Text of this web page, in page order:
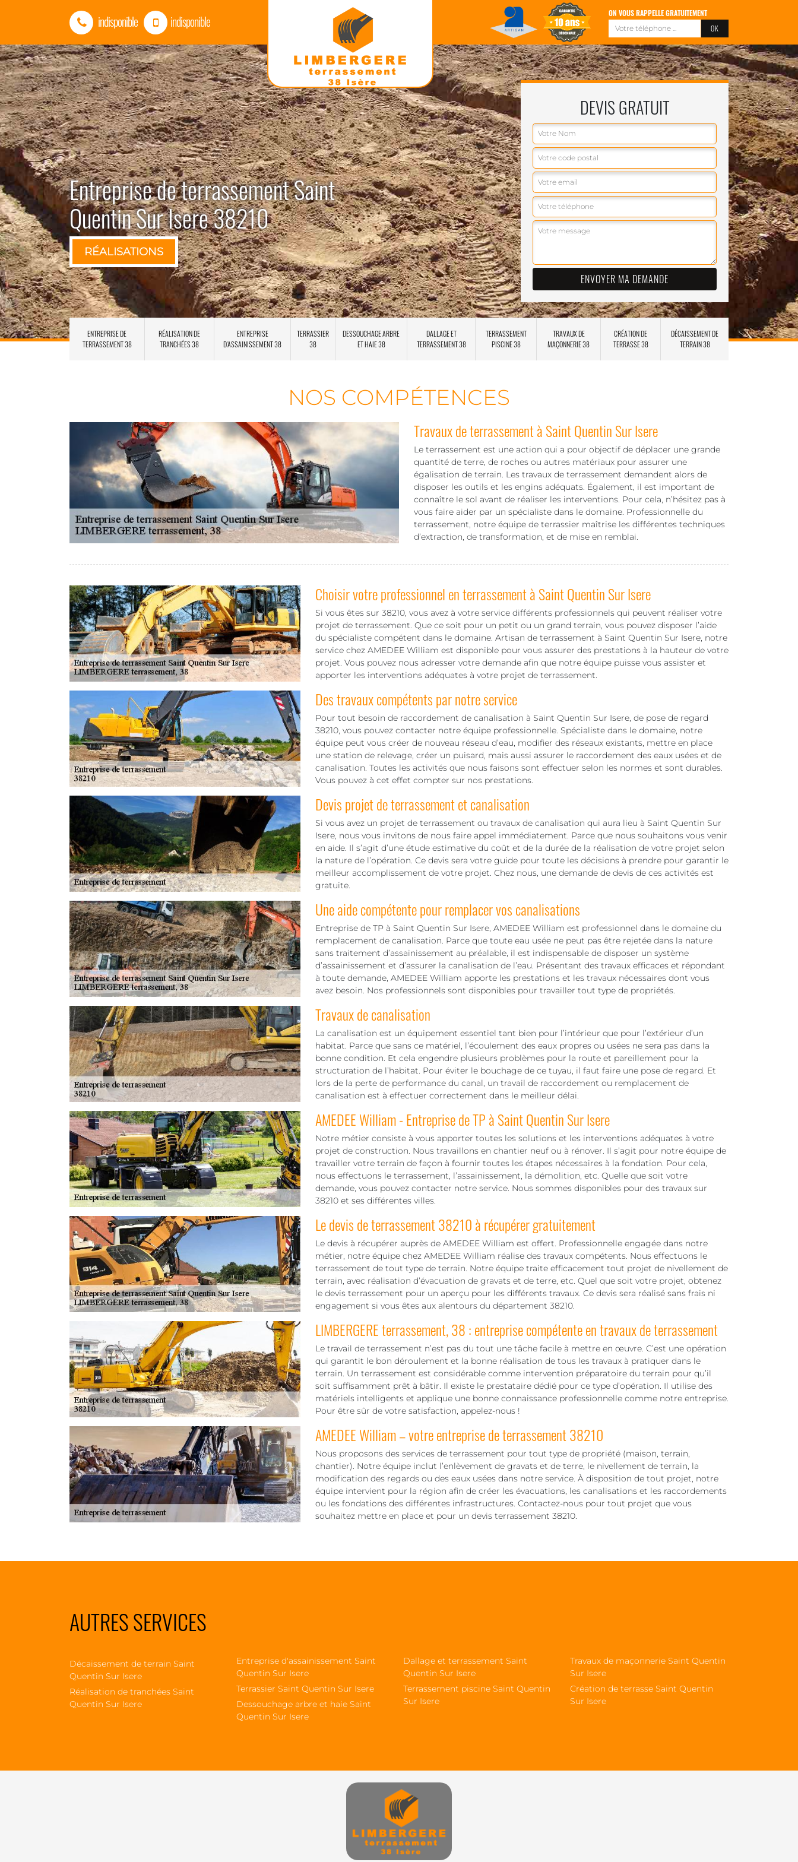
indisponible indisponible ON VOUS RAPPELLE GRATUITEMENT
Entreprise de terrassement Saint
Quentin Sur Isere 38210
RÉALISATIONS
DEVIS GRATUIT
ENTREPRISE DE
TERRASSEMENT 38
RÉALISATION DE
TRANCHÉES 38
ENTREPRISE
D'ASSAINISSEMENT 38
TERRASSIER
38
DESSOUCHAGE ARBRE
ET HAIE 38
DALLAGE ET
TERRASSEMENT 38
TERRASSEMENT
PISCINE 38
TRAVAUX DE
MAÇONNERIE 38
CRÉATION DE
TERRASSE 38
DÉCAISSEMENT DE
TERRAIN 38
NOS COMPÉTENCES
Travaux de terrassement à Saint Quentin Sur Isere
Le terrassement est une action qui a pour objectif de déplacer une grande
quantité de terre, de roches ou autres matériaux pour assurer une
égalisation de terrain. Les travaux de terrassement demandent alors de
disposer les outils et les engins adéquats. Également, il est important de
connaître le sol avant de réaliser les interventions. Pour cela, n’hésitez pas à
vous faire aider par un spécialiste dans le domaine. Professionnelle du
terrassement, notre équipe de terrassier maîtrise les différentes techniques
d’extraction, de transformation, et de mise en remblai.
Choisir votre professionnel en terrassement à Saint Quentin Sur Isere
Si vous êtes sur 38210, vous avez à votre service différents professionnels qui peuvent réaliser votre
projet de terrassement. Que ce soit pour un petit ou un grand terrain, vous pouvez disposer l’aide
du spécialiste compétent dans le domaine. Artisan de terrassement à Saint Quentin Sur Isere, notre
service chez AMEDEE William est disponible pour vous assurer des prestations à la hauteur de votre
projet. Vous pouvez nous adresser votre demande afin que notre équipe puisse vous assister et
apporter les interventions adéquates à votre projet de terrassement.
Des travaux compétents par notre service
Pour tout besoin de raccordement de canalisation à Saint Quentin Sur Isere, de pose de regard
38210, vous pouvez contacter notre équipe professionnelle. Spécialiste dans le domaine, notre
équipe peut vous créer de nouveau réseau d’eau, modifier des réseaux existants, mettre en place
une station de relevage, créer un puisard, mais aussi assurer le raccordement des eaux usées et de
canalisation. Toutes les activités que nous faisons sont effectuer selon les normes et sont durables.
Vous pouvez à cet effet compter sur nos prestations.
Devis projet de terrassement et canalisation
Si vous avez un projet de terrassement ou travaux de canalisation qui aura lieu à Saint Quentin Sur
Isere, nous vous invitons de nous faire appel immédiatement. Parce que nous souhaitons vous venir
en aide. Il s’agit d’une étude estimative du coût et de la durée de la réalisation de votre projet selon
la nature de l’opération. Ce devis sera votre guide pour toute les décisions à prendre pour garantir le
meilleur accomplissement de votre projet. Chez nous, une demande de devis de ces activités est
gratuite.
Une aide compétente pour remplacer vos canalisations
Entreprise de TP à Saint Quentin Sur Isere, AMEDEE William est professionnel dans le domaine du
remplacement de canalisation. Parce que toute eau usée ne peut pas être rejetée dans la nature
sans traitement d’assainissement au préalable, il est indispensable de disposer un système
d’assainissement et d’assurer la canalisation de l’eau. Présentant des travaux efficaces et répondant
à toute demande, AMEDEE William apporte les prestations et les travaux nécessaires dont vous
avez besoin. Nos professionnels sont disponibles pour travailler tout type de propriétés.
Travaux de canalisation
La canalisation est un équipement essentiel tant bien pour l’intérieur que pour l’extérieur d’un
habitat. Parce que sans ce matériel, l’écoulement des eaux propres ou usées ne sera pas dans la
bonne condition. Et cela engendre plusieurs problèmes pour la route et pareillement pour la
structuration de l’habitat. Pour éviter le bouchage de ce tuyau, il faut faire une pose de regard. Et
lors de la perte de performance du canal, un travail de raccordement ou remplacement de
canalisation est à effectuer correctement dans le meilleur délai.
AMEDEE William - Entreprise de TP à Saint Quentin Sur Isere
Notre métier consiste à vous apporter toutes les solutions et les interventions adéquates à votre
projet de construction. Nous travaillons en chantier neuf ou à rénover. Il s’agit pour notre équipe de
travailler votre terrain de façon à fournir toutes les étapes nécessaires à la fondation. Pour cela,
nous effectuons le terrassement, l’assainissement, la démolition, etc. Quelle que soit votre
demande, vous pouvez contacter notre service. Nous sommes disponibles pour des travaux sur
38210 et ses différentes villes.
Le devis de terrassement 38210 à récupérer gratuitement
Le devis à récupérer auprès de AMEDEE William est offert. Professionnelle engagée dans notre
métier, notre équipe chez AMEDEE William réalise des travaux compétents. Nous effectuons le
terrassement de tout type de terrain. Notre équipe traite efficacement tout projet de nivellement de
terrain, avec réalisation d’évacuation de gravats et de terre, etc. Quel que soit votre projet, obtenez
le devis terrassement pour un aperçu pour les différents travaux. Ce devis sera réalisé sans frais ni
engagement si vous êtes aux alentours du département 38210.
LIMBERGERE terrassement, 38 : entreprise compétente en travaux de terrassement
Le travail de terrassement n’est pas du tout une tâche facile à mettre en œuvre. C’est une opération
qui garantit le bon déroulement et la bonne réalisation de tous les travaux à pratiquer dans le
terrain. Un terrassement est considérable comme intervention préparatoire du terrain pour qu’il
soit suffisamment prêt à bâtir. Il existe le prestataire dédié pour ce type d’opération. Il utilise des
matériels intelligents et applique une bonne connaissance professionnelle comme notre entreprise.
Pour être sûr de votre satisfaction, appelez-nous !
AMEDEE William – votre entreprise de terrassement 38210
Nous proposons des services de terrassement pour tout type de propriété (maison, terrain,
chantier). Notre équipe inclut l’enlèvement de gravats et de terre, le nivellement de terrain, la
modification des regards ou des eaux usées dans notre service. À disposition de tout projet, notre
équipe intervient pour la région afin de créer les évacuations, les canalisations et les raccordements
ou les fondations des différentes infrastructures. Contactez-nous pour tout projet que vous
souhaitez mettre en place et pour un devis terrassement 38210.
AUTRES SERVICES
Décaissement de terrain Saint
Quentin Sur Isere
Réalisation de tranchées Saint
Quentin Sur Isere
Entreprise d'assainissement Saint
Quentin Sur Isere
Terrassier Saint Quentin Sur Isere
Dessouchage arbre et haie Saint
Quentin Sur Isere
Dallage et terrassement Saint
Quentin Sur Isere
Terrassement piscine Saint Quentin
Sur Isere
Travaux de maçonnerie Saint Quentin
Sur Isere
Création de terrasse Saint Quentin
Sur Isere